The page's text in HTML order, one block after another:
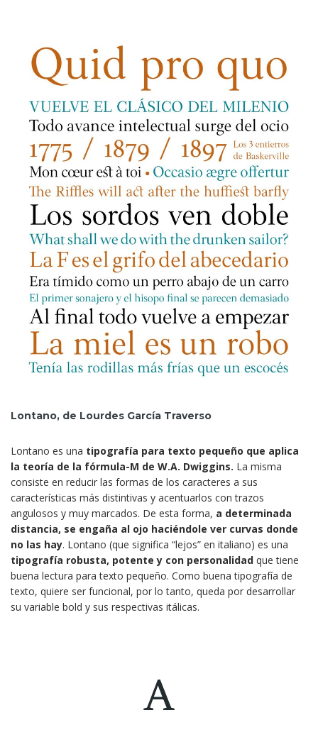
Lontano, de Lourdes García Traverso
Lontano es una tipografía para texto pequeño que aplica
la teoría de la fórmula-M de W.A. Dwiggins. La misma
consiste en reducir las formas de los caracteres a sus
características más distintivas y acentuarlos con trazos
angulosos y muy marcados. De esta forma, a determinada
distancia, se engaña al ojo haciéndole ver curvas donde
no las hay. Lontano (que significa “lejos” en italiano) es una
tipografía robusta, potente y con personalidad que tiene
buena lectura para texto pequeño. Como buena tipografía de
texto, quiere ser funcional, por lo tanto, queda por desarrollar
su variable bold y sus respectivas itálicas.